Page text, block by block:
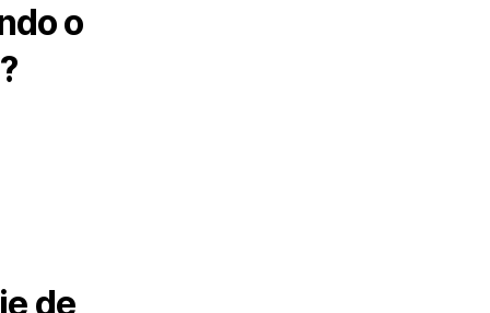
o
de